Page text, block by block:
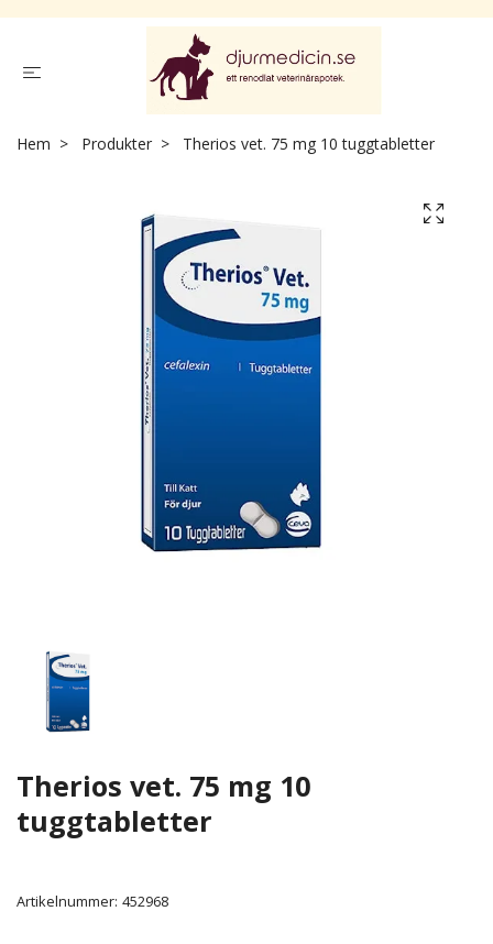
Hem Produkter Therios vet. 75 mg 10 tuggtabletter
Therios vet. 75 mg 10
tuggtabletter
Artikelnummer: 452968